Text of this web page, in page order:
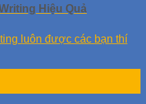
Hiệu Quả
luôn được các bạn thí